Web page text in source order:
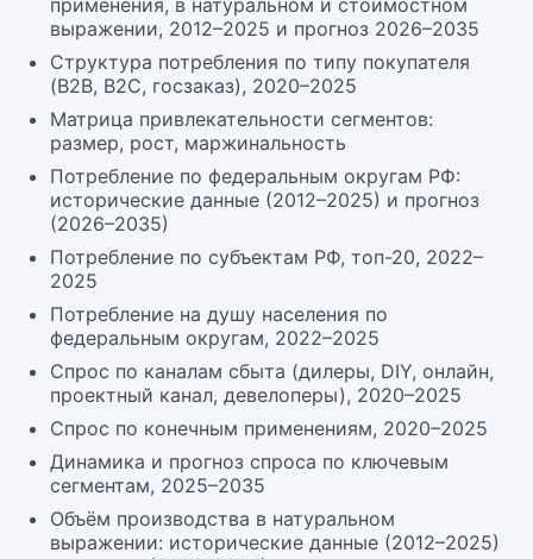
применения, в натуральном и стоимостном
выражении, 2012–2025 и прогноз 2026–2035
Структура потребления по типу покупателя
(B2B, B2C, госзаказ), 2020–2025
Матрица привлекательности сегментов:
размер, рост, маржинальность
Потребление по федеральным округам РФ:
исторические данные (2012–2025) и прогноз
(2026–2035)
Потребление по субъектам РФ, топ-20, 2022–
2025
Потребление на душу населения по
федеральным округам, 2022–2025
Спрос по каналам сбыта (дилеры, DIY, онлайн,
проектный канал, девелоперы), 2020–2025
Спрос по конечным применениям, 2020–2025
Динамика и прогноз спроса по ключевым
сегментам, 2025–2035
Объём производства в натуральном
выражении: исторические данные (2012–2025)